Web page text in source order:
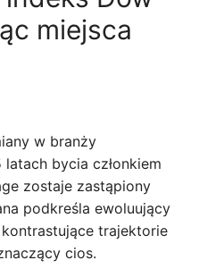
miejsca
w branży
bycia członkiem
zostaje zastąpiony
podkreśla ewoluujący
trajektorie
cios.